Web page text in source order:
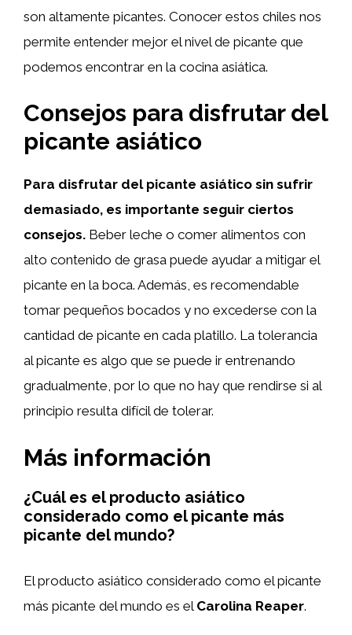
son altamente picantes. Conocer estos chiles nos
permite entender mejor el nivel de picante que
podemos encontrar en la cocina asiática.
Consejos para disfrutar del
picante asiático
Para disfrutar del picante asiático sin sufrir
demasiado, es importante seguir ciertos
consejos. Beber leche o comer alimentos con
alto contenido de grasa puede ayudar a mitigar el
picante en la boca. Además, es recomendable
tomar pequeños bocados y no excederse con la
cantidad de picante en cada platillo. La tolerancia
al picante es algo que se puede ir entrenando
gradualmente, por lo que no hay que rendirse si al
principio resulta difícil de tolerar.
Más información
¿Cuál es el producto asiático
considerado como el picante más
picante del mundo?
El producto asiático considerado como el picante
más picante del mundo es el Carolina Reaper.